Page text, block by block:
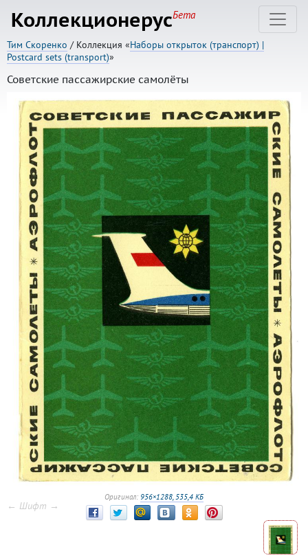
КоллекционерусБета
Тим Скоренко / Коллекция «Наборы открыток (транспорт) |
Postcard sets (transport)»
Советские пассажирские самолёты
Оригинал: 956×1288, 535,4 КБ
← Шифт →